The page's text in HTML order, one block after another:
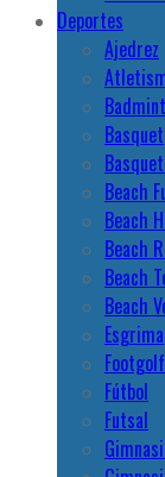
Deportes
Ajedrez
Basquet
Beach
Beach
Beach
Beach
Beach
Esgrima
Footgolf
Fútbol
Futsal